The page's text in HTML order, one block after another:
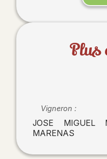
Vigneron :
JOSE MIGUEL
MARENAS